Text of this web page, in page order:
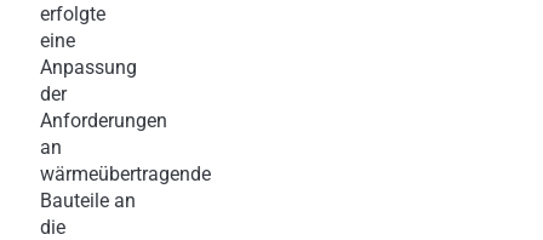
erfolgte
eine
Anpassung
der
Anforderungen
an
wärmeübertragende
Bauteile an
die